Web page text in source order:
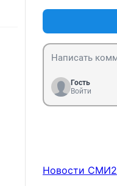
Гость
Войти
Новости СМИ2